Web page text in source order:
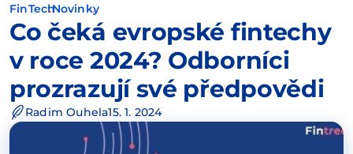
FinTechNovinky
Co čeká evropské fintechy
v roce 2024? Odborníci
prozrazují své předpovědi
Radim Ouhela15. 1. 2024